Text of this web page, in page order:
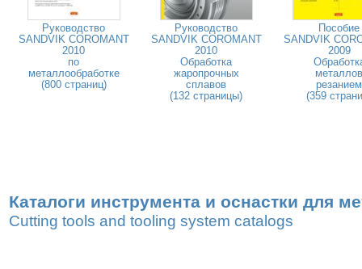
Руководство
SANDVIK COROMANT
2010
по
металлообработке
(800 страниц)
Руководство
SANDVIK COROMANT
2010
Обработка
жаропрочных
сплавов
(132 страницы)
Пособие
SANDVIK
2009
металлов
резанием
(359
Каталоги инструмента и оснастки для
Cutting tools and tooling system catalogs